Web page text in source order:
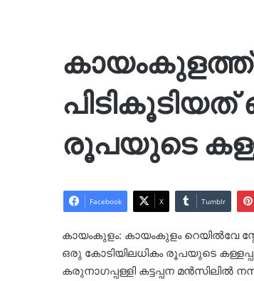
കായംകുളത്ത്
പിടികൂടിയത്
രൂപയുടെ
Facebook X Tumblr
കായംകുളം: കായംകുളം റെയിൽവേ
ഒരു കോടിയിലധികം രൂപയുടെ
കരുനാഗപ്പള്ളി കട്ടപ്പന മൻസിലിൽ